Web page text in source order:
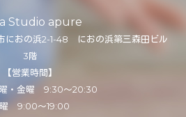
Studio apure
おの浜2-1-48 におの浜第三森田ビル
3階
【営業時間】
・金曜 9:30～20:30
9:00～19:00